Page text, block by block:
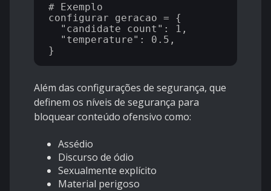
# Exemplo
configurar_geracao = {
Além das configurações de segurança, que
definem os níveis de segurança para
bloquear conteúdo ofensivo como:
Assédio
Discurso de ódio
Sexualmente explícito
Material perigoso